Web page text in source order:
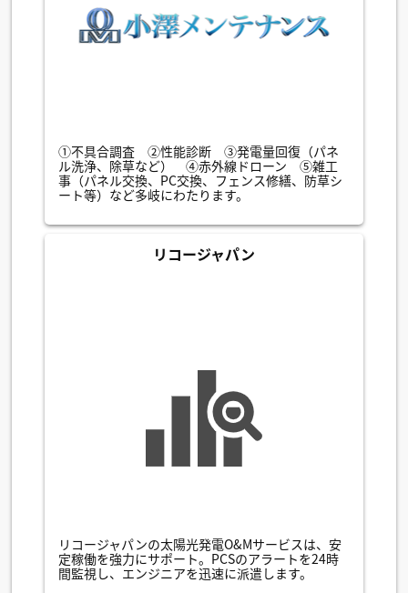
①不具合調査 ②性能診断 ③発電量回復（パネ
ル洗浄、除草など） ④赤外線ドローン ⑤雑工
事（パネル交換、PC交換、フェンス修繕、防草シ
ート等）など多岐にわたります。
リコージャパン
リコージャパンの太陽光発電O&Mサービスは、安
定稼働を強力にサポート。PCSのアラートを24時
間監視し、エンジニアを迅速に派遣します。